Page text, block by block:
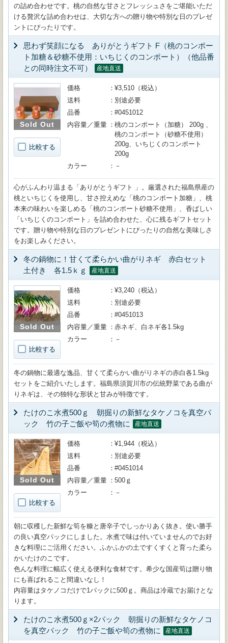
の詰め合わせです。桃の自然な甘さとフレッシュさをご堪能いただ
ける贅沢な詰め合わせは、大切な方への贈り物や特別な日のプレゼ
ントにぴったりです。
思わず笑顔になる ありがとうギフト F（桃のコンポー
ト加糖＆砂糖不使用：いちじくのコンポート）（他品番
との同時注文不可）
産地直送
Sold Out
比較する
価格
¥3,510（税込）
送料
別途必要
品番
#0451012
内容量／重量
桃のコンポート（加糖） 200g 、
桃のコンポート（砂糖不使用）
200g、いちじくのコンポート
200g
カラー
－
心がふんわり温まる「ありがとうギフト 」。厳選された福島県産の
桃といちじくを使用し、甘さ控えめな「桃のコンポート加糖」、桃
本来の味わいを楽しめる「桃のコンポート砂糖不使用」、香ばしい
「いちじくのコンポート」を詰め合わせた、心に残るギフトセット
です。贈り物や特別な日のプレゼントにぴったりの自然な美味しさ
をお楽しみください。
冬の鍋物に！甘くて柔らかい曲がりネギ 赤白セット
土付き 各1.5ｋｇ
産地直送
Sold Out
比較する
価格
¥3,240（税込）
送料
別途必要
品番
#0451013
内容量／重量
赤ネギ、白ネギ各1.5kg
カラー
－
冬の鍋物に最適な逸品、甘くて柔らかい曲がりネギの赤白各1.5kg
セットをご紹介いたします。福島県須賀川市の伝統野菜である曲が
りネギは、その独特な形状と甘みが特徴です。
たけのこ水煮500ｇ 朝掘りの新鮮なタケノコを真空パ
ック 竹の子ご飯や筍の煮物に
産地直送
Sold Out
比較する
価格
¥1,944（税込）
送料
別途必要
品番
#0451014
内容量／重量
500ｇ
カラー
－
朝に収穫した新鮮な筍を糠と唐辛子でしっかりあく抜き。使い勝手
の良い真空パックにしました。水煮で味は付いていませんのでお好
きな料理にご活用ください。ふかふかの土ですくすくと育った柔ら
かいたけのこです。
色んな料理に幅広く使える便利な食材です。希少な国産筍は贈り物
にも喜ばれること間違いなし！
内容量はタケノコだけで1パックに500ｇ。商品は冷蔵でお届けとな
ります。
たけのこ水煮500ｇ×2パック 朝掘りの新鮮なタケノコ
を真空パック 竹の子ご飯や筍の煮物に
産地直送